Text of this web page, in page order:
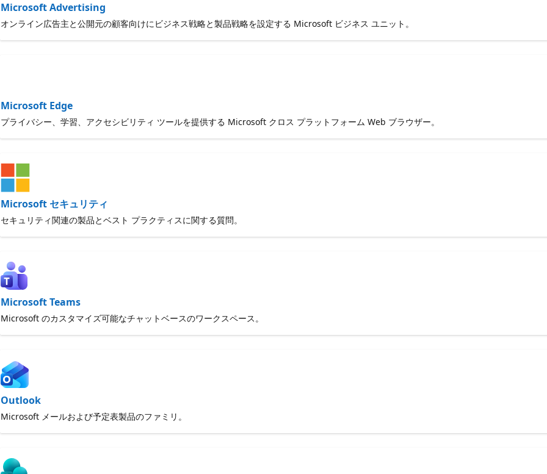
Microsoft Advertising
オンライン広告主と公開元の顧客向けにビジネス戦略と製品戦略を設定する Microsoft ビジネス ユニット。
Microsoft Edge
プライバシー、学習、アクセシビリティ ツールを提供する Microsoft クロス プラットフォーム Web ブラウザー。
Microsoft セキュリティ
セキュリティ関連の製品とベスト プラクティスに関する質問。
Microsoft Teams
Microsoft のカスタマイズ可能なチャットベースのワークスペース。
Outlook
Microsoft メールおよび予定表製品のファミリ。